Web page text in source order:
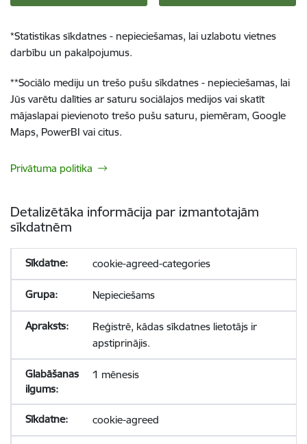
*Statistikas sīkdatnes - nepieciešamas, lai uzlabotu vietnes
darbību un pakalpojumus.
**Sociālo mediju un trešo pušu sīkdatnes - nepieciešamas, lai
Jūs varētu dalīties ar saturu sociālajos medijos vai skatīt
mājaslapai pievienoto trešo pušu saturu, piemēram, Google
Maps, PowerBI vai citus.
Privātuma politika
Detalizētāka informācija par izmantotajām
sīkdatnēm
cookie-agreed-categories
Nepieciešams
Reģistrē, kādas sīkdatnes lietotājs ir
apstiprinājis.
1 mēnesis
cookie-agreed